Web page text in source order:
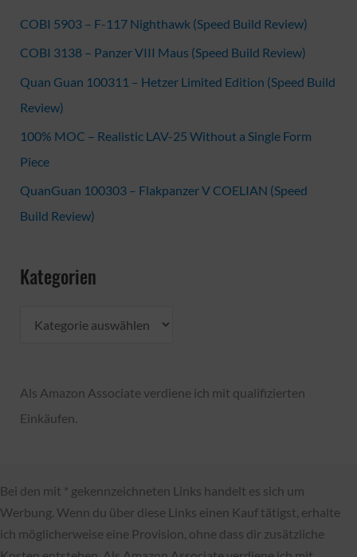
COBI 5903 – F-117 Nighthawk (Speed Build Review)
COBI 3138 – Panzer VIII Maus (Speed Build Review)
Quan Guan 100311 – Hetzer Limited Edition (Speed Build
Review)
100% MOC – Realistic LAV-25 Without a Single Form
Piece
QuanGuan 100303 – Flakpanzer V COELIAN (Speed
Build Review)
Kategorien
e
g
i
e
Als Amazon Associate verdiene ich mit qualifizierten
Einkäufen.
Bei den mit * gekennzeichneten Links handelt es sich um
Werbung. Wenn du über diese Links einen Kauf tätigst, erhalte
ich möglicherweise eine Provision, ohne dass dir zusätzliche